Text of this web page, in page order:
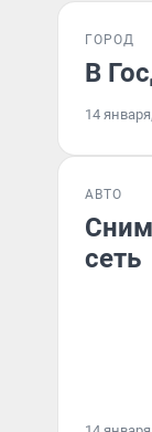
ГОРОД
В
14
АВТО
сеть